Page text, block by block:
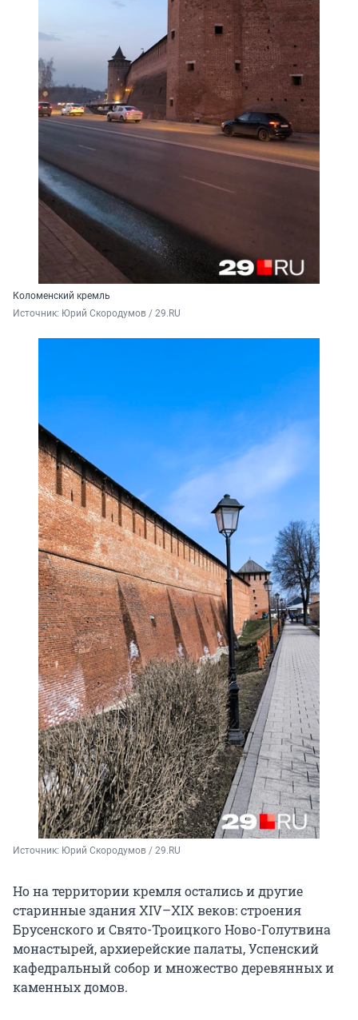
Коломенский кремль
Источник: Юрий Скородумов / 29.RU
Источник: Юрий Скородумов / 29.RU
Но на территории кремля остались и другие
старинные здания XIV–XIX веков: строения
Брусенского и Свято-Троицкого Ново-Голутвина
монастырей, архиерейские палаты, Успенский
кафедральный собор и множество деревянных и
каменных домов.